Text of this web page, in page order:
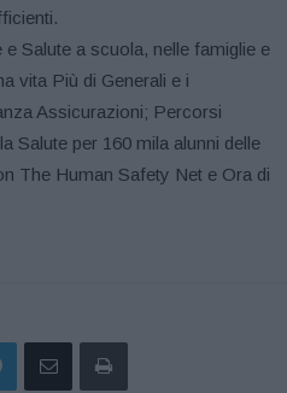
Salute a scuola, nelle famiglie e
vita Più di Generali e i
Assicurazioni; Percorsi
Salute per 160 mila alunni delle
The Human Safety Net e Ora di